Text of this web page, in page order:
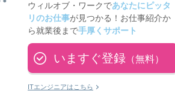
ウィルオブ・ワークであなたにピッタ
リのお仕事が見つかる！お仕事紹介か
ら就業後まで手厚くサポート
いますぐ登録 （無料）
ITエンジニアはこちら